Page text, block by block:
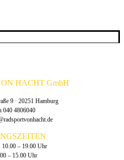
HACHT GmbH
9 · 20251 Hamburg
040 4806040
– 19.00 Uhr
– 15.00 Uhr